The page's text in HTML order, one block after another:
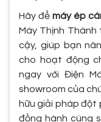
Hãy đểmáy ép
Máy Thịnh
cậy, giúp bạn
cho hoạt động
ngay với Điện
showroom của
hữu giải pháp đột
đồng hành cùng